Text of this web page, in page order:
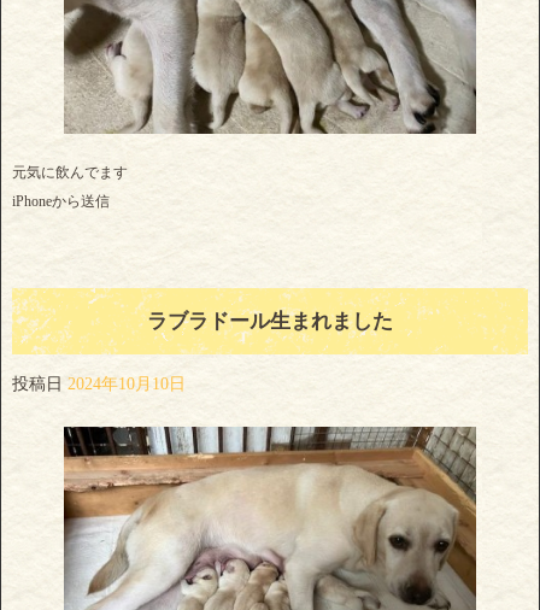
元気に飲んでます
iPhoneから送信
ラブラドール生まれました
投稿日 2024年10月10日